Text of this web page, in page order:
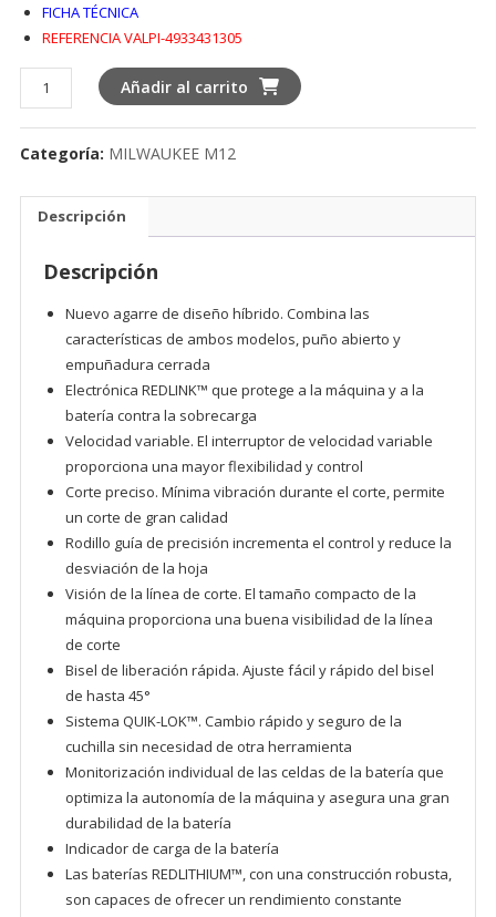
FICHA TÉCNICA
REFERENCIA VALPI-4933431305
SIERRA
DE
CALAR
SUBCOMPACTA
Añadir al carrito
Categoría: MILWAUKEE M12
Descripción
Descripción
Nuevo agarre de diseño híbrido. Combina las
características de ambos modelos, puño abierto y
empuñadura cerrada
Electrónica REDLINK™ que protege a la máquina y a la
batería contra la sobrecarga
Velocidad variable. El interruptor de velocidad variable
proporciona una mayor flexibilidad y control
Corte preciso. Mínima vibración durante el corte, permite
un corte de gran calidad
Rodillo guía de precisión incrementa el control y reduce la
desviación de la hoja
Visión de la línea de corte. El tamaño compacto de la
máquina proporciona una buena visibilidad de la línea
de corte
Bisel de liberación rápida. Ajuste fácil y rápido del bisel
de hasta 45°
Sistema QUIK-LOK™. Cambio rápido y seguro de la
cuchilla sin necesidad de otra herramienta
Monitorización individual de las celdas de la batería que
optimiza la autonomía de la máquina y asegura una gran
durabilidad de la batería
Indicador de carga de la batería
Las baterías REDLITHIUM™, con una construcción robusta,
son capaces de ofrecer un rendimiento constante